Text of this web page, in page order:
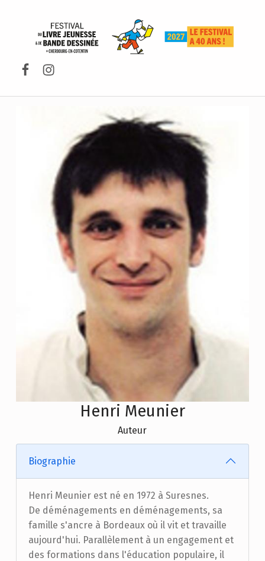
Facebook
Instagram
Henri Meunier
Auteur
Biographie
Henri Meunier est né en 1972 à Suresnes.
De déménagements en déménagements, sa
famille s'ancre à Bordeaux où il vit et travaille
aujourd'hui. Parallèlement à un engagement et
des formations dans l'éducation populaire, il